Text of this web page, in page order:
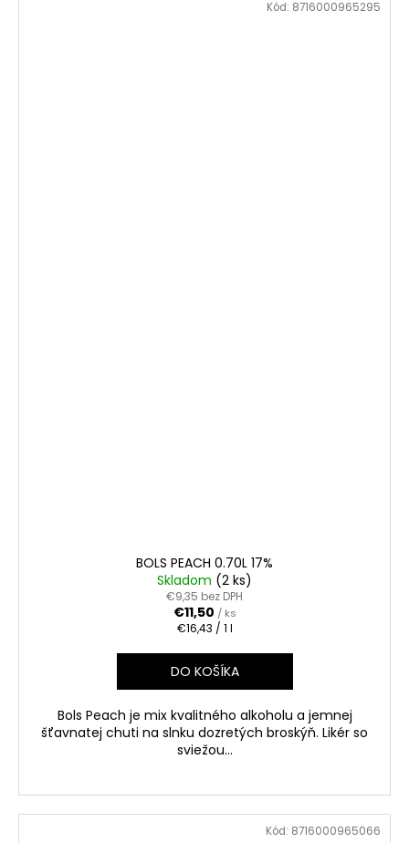
BOLS PEACH 0.70L 17%
Skladom (2 ks)
€9,35 bez DPH
€11,50 / ks
Jednotková
€16,43 / 1 l
DO KOŠÍKA
Bols Peach je mix kvalitného alkoholu a jemnej
šťavnatej chuti na slnku dozretých broskýň. Likér so
sviežou...
Kód: 8716000965295
Kód: 8716000965066